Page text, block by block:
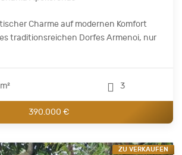
Charme auf modernen Komfort
traditionsreichen Dorfes Armenoi, nur
3
390.000 €
ZU VERKAUFEN